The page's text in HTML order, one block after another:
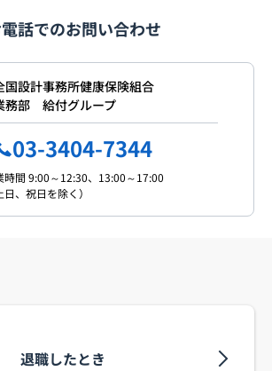
話でのお問い合わせ
国設計事務所健康保険組合
務部 給付グループ
03-3404-7344
時間 9:00～12:30、13:00～17:00
日、祝日を除く）
退職したとき